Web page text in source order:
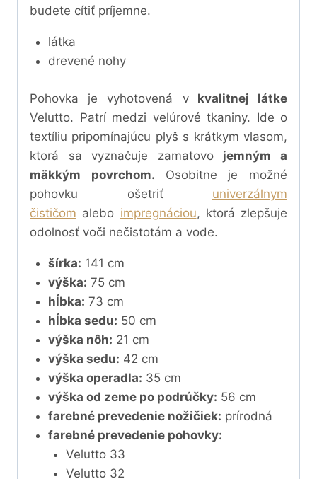
budete cítiť príjemne.
látka
drevené nohy
Pohovka je vyhotovená vkvalitnej látke
Velutto. Patrí medzi velúrové tkaniny. Ide o
textíliu pripomínajúcu plyš s krátkym vlasom,
ktorá sa vyznačuje zamatovo jemným a
mäkkým povrchom. Osobitne je možné
pohovku ošetriť univerzálnym
čističom alebo impregnáciou, ktorá zlepšuje
odolnosť voči nečistotám a vode.
šírka: 141 cm
výška: 75 cm
hĺbka: 73 cm
hĺbka sedu: 50 cm
výška nôh: 21 cm
výška sedu: 42 cm
výška operadla: 35 cm
výška od zeme po podrúčky: 56 cm
farebné prevedenie nožičiek: prírodná
farebné prevedenie pohovky:
Velutto 33
Velutto 32